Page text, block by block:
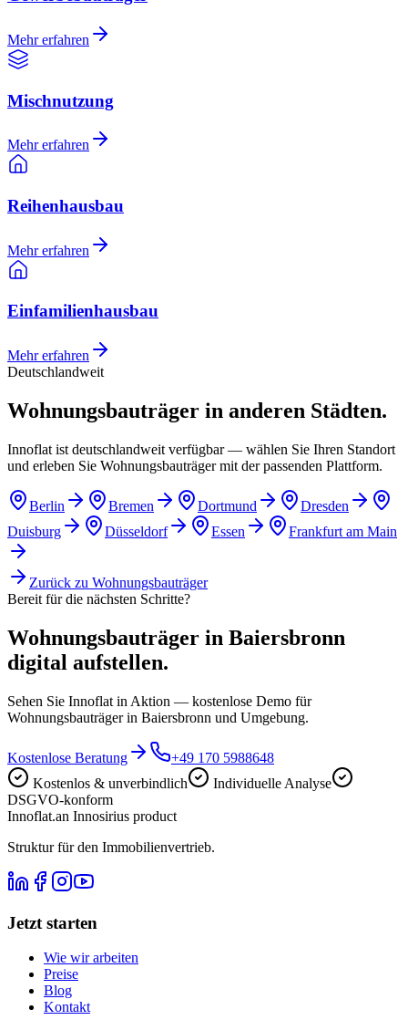
Mehr erfahren
Mischnutzung
Mehr erfahren
Reihenhausbau
Mehr erfahren
Einfamilienhausbau
Mehr erfahren
Deutschlandweit
Wohnungsbauträger in anderen Städten.
Innoflat ist deutschlandweit verfügbar — wählen Sie Ihren Standort
und erleben Sie Wohnungsbauträger mit der passenden Plattform.
Berlin Bremen Dortmund
Dresden
Duisburg
Düsseldorf Essen Frankfurt am Main
Zurück zu Wohnungsbauträger
Bereit für die nächsten Schritte?
Wohnungsbauträger in Baiersbronn
digital aufstellen.
Sehen Sie Innoflat in Aktion — kostenlose Demo für
Wohnungsbauträger in Baiersbronn und Umgebung.
Kostenlose Beratung
+49 170 5988648
Kostenlos & unverbindlich
Individuelle Analyse
DSGVO-konform
Innoflat.an Innosirius product
Struktur für den Immobilienvertrieb.
Jetzt starten
Wie wir arbeiten
Preise
Blog
Kontakt